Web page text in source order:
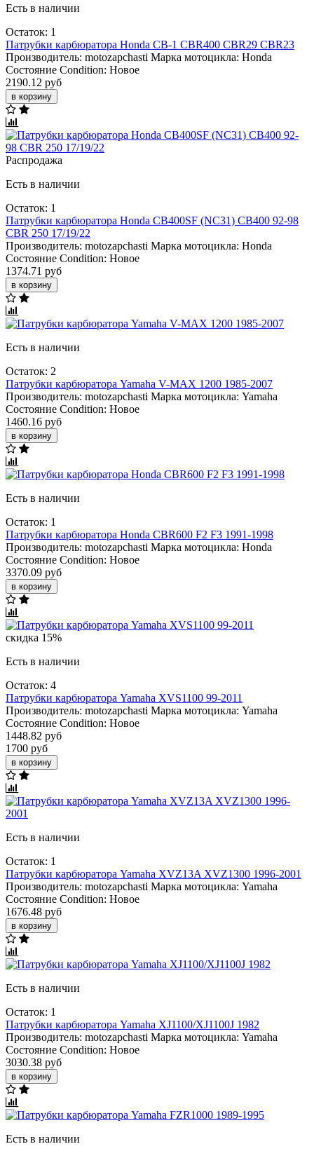
Есть в наличии
Остаток: 1
Патрубки карбюратора Honda CB-1 CBR400 CBR29 CBR23
Производитель: motozapchasti Марка мотоцикла: Honda
Состояние Condition: Новое
2190.12 руб
в корзину
Распродажа
Есть в наличии
Остаток: 1
Патрубки карбюратора Honda CB400SF (NC31) CB400 92-98
CBR 250 17/19/22
Производитель: motozapchasti Марка мотоцикла: Honda
Состояние Condition: Новое
1374.71 руб
в корзину
Есть в наличии
Остаток: 2
Патрубки карбюратора Yamaha V-MAX 1200 1985-2007
Производитель: motozapchasti Марка мотоцикла: Yamaha
Состояние Condition: Новое
1460.16 руб
в корзину
Есть в наличии
Остаток: 1
Патрубки карбюратора Honda CBR600 F2 F3 1991-1998
Производитель: motozapchasti Марка мотоцикла: Honda
Состояние Condition: Новое
3370.09 руб
в корзину
скидка 15%
Есть в наличии
Остаток: 4
Патрубки карбюратора Yamaha XVS1100 99-2011
Производитель: motozapchasti Марка мотоцикла: Yamaha
Состояние Condition: Новое
1448.82 руб
1700 руб
в корзину
Есть в наличии
Остаток: 1
Патрубки карбюратора Yamaha XVZ13A XVZ1300 1996-2001
Производитель: motozapchasti Марка мотоцикла: Yamaha
Состояние Condition: Новое
1676.48 руб
в корзину
Есть в наличии
Остаток: 1
Патрубки карбюратора Yamaha XJ1100/XJ1100J 1982
Производитель: motozapchasti Марка мотоцикла: Yamaha
Состояние Condition: Новое
3030.38 руб
в корзину
Есть в наличии